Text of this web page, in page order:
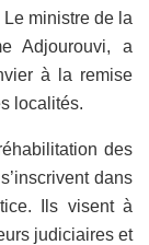
ministre de la
Adjourouvi, a
à la remise
localités.
des
dans
Ils visent à
judiciaires et